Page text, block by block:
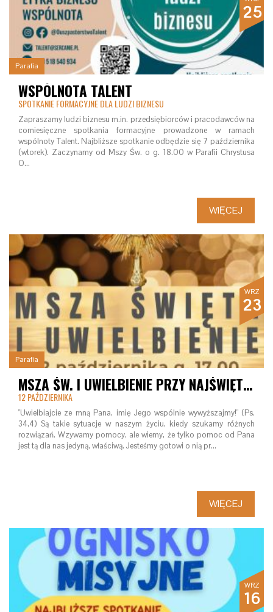
25
Parafia
WSPÓLNOTA TALENT
SPOTKANIE FORMACYJNE DLA LUDZI BIZNESU
Zapraszamy ludzi biznesu m.in. przedsiębiorców i pracodawców na
comiesięczne spotkania formacyjne prowadzone w ramach
wspólnoty Talent. Najbliższe spotkanie odbędzie się 7 października
(wtorek). Zaczynamy od Mszy Św. o g. 18.00 w Parafii Chrystusa
O…
WIĘCEJ
WRZ
23
Parafia
MSZA ŚW. I UWIELBIENIE PRZY NAJŚWIĘTSZYM SAKRAMENCIE
12 PAŹDZIERNIKA
"Uwielbiajcie ze mną Pana, imię Jego wspólnie wywyższajmy!" (Ps.
34,4) Są takie sytuacje w naszym życiu, kiedy szukamy różnych
rozwiązań. Wzywamy pomocy, ale wiemy, że tylko pomoc od Pana
jest tą dla nas jedyną, właściwą. Jesteśmy gotowi o nią pr…
WIĘCEJ
WRZ
16